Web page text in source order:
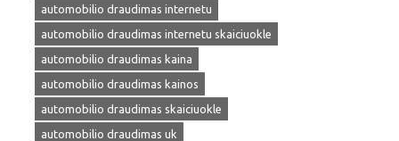
automobilio draudimas internetu
automobilio draudimas internetu skaiciuokle
automobilio draudimas kaina
automobilio draudimas kainos
automobilio draudimas skaiciuokle
automobilio draudimas uk